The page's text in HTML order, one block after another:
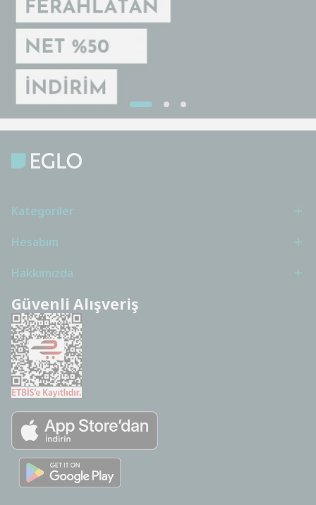
Kategoriler
Hesabım
Hakkımızda
Güvenli Alışveriş